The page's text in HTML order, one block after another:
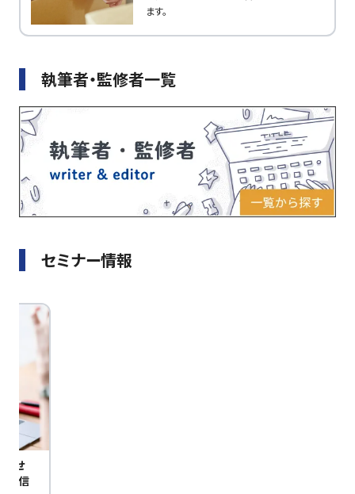
ます。
執筆者・監修者一覧
セミナー情報
ませ
配信